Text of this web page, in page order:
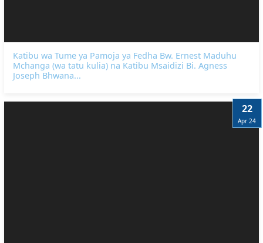
Katibu wa Tume ya Pamoja ya Fedha Bw. Ernest Maduhu
Mchanga (wa tatu kulia) na Katibu Msaidizi Bi. Agness
Joseph Bhwana...
22
Apr 24